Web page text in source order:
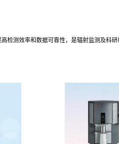
检测效率和数据可靠性，是辐射监测及科研